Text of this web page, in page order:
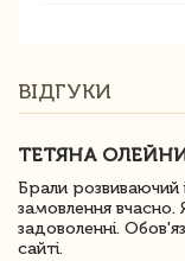
ВІДГУКИ
ТЕТЯНА
Брали розвиваючий
замовлення
задоволенні.
сайті.